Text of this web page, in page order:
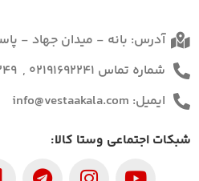
آدرس: بانه - میدان جهاد - پاساژ
شماره تماس 02191692241 , 09182956249
ایمیل: info@vestaakala.com
شبکات اجتماعی وستا کالا: